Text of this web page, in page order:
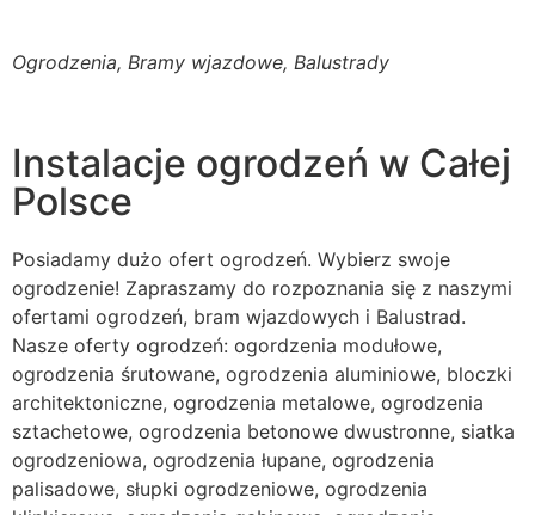
Ogrodzenia, Bramy wjazdowe, Balustrady
Instalacje ogrodzeń w Całej
Polsce
Posiadamy dużo ofert ogrodzeń. Wybierz swoje
ogrodzenie! Zapraszamy do rozpoznania się z naszymi
ofertami ogrodzeń, bram wjazdowych i Balustrad.
Nasze oferty ogrodzeń: ogordzenia modułowe,
ogrodzenia śrutowane, ogrodzenia aluminiowe, bloczki
architektoniczne, ogrodzenia metalowe, ogrodzenia
sztachetowe, ogrodzenia betonowe dwustronne, siatka
ogrodzeniowa, ogrodzenia łupane, ogrodzenia
palisadowe, słupki ogrodzeniowe, ogrodzenia